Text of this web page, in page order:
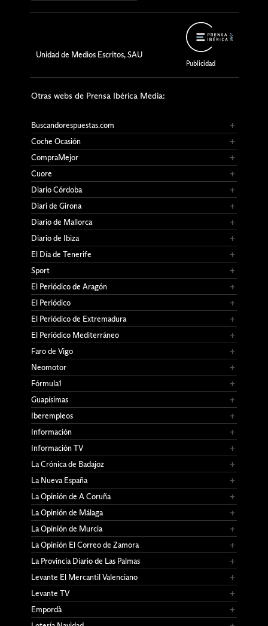
Otras webs de Prensa Ibérica Media:
Buscandorespuestas.com
Coche Ocasión
CompraMejor
Cuore
Diario Córdoba
Diari de Girona
Diario de Mallorca
Diario de Ibiza
El Día de Tenerife
Sport
El Periódico de Aragón
El Periódico
El Periódico de Extremadura
El Periódico Mediterráneo
Faro de Vigo
Neomotor
Fórmula1
Guapísimas
Iberempleos
Información
Información TV
La Crónica de Badajoz
La Nueva España
La Opinión de A Coruña
La Opinión de Málaga
La Opinión de Murcia
La Opinión El Correo de Zamora
La Provincia Diario de Las Palmas
Levante El Mercantil Valenciano
Levante TV
Empordà